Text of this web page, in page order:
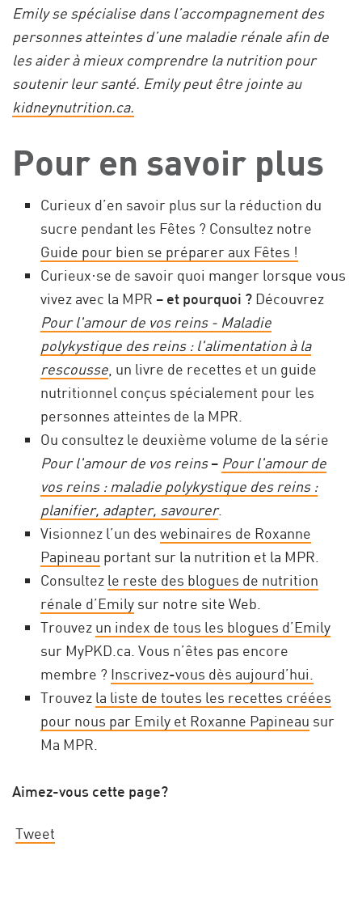
Emily se spécialise dans l’accompagnement des
personnes atteintes d’une maladie rénale afin de
les aider à mieux comprendre la nutrition pour
soutenir leur santé. Emily peut être jointe au
kidneynutrition.ca.
Pour en savoir plus
Curieux d’en savoir plus sur la réduction du
sucre pendant les Fêtes ? Consultez notre
Guide pour bien se préparer aux Fêtes !
Curieux·se de savoir quoi manger lorsque vous
vivez avec la MPR – et pourquoi ? Découvrez
Pour l'amour de vos reins - Maladie
polykystique des reins : l'alimentation à la
rescousse , un livre de recettes et un guide
nutritionnel conçus spécialement pour les
personnes atteintes de la MPR.
Ou consultez le deuxième volume de la série
Pour l'amour de vos reins– Pour l'amour de
vos reins : maladie polykystique des reins :
planifier, adapter, savourer.
Visionnez l’un des webinaires de Roxanne
Papineau portant sur la nutrition et la MPR.
Consultez le reste des blogues de nutrition
rénale d’Emily sur notre site Web.
Trouvez un index de tous les blogues d’Emily
sur MyPKD.ca. Vous n’êtes pas encore
membre ? Inscrivez-vous dès aujourd’hui.
Trouvez la liste de toutes les recettes créées
pour nous par Emily et Roxanne Papineau sur
Ma MPR.
Aimez-vous cette page?
Tweet